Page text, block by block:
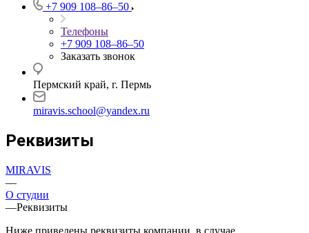
+7 909 108‒86‒50
Телефоны
+7 909 108‒86‒50
Заказать звонок
Пермский край, г. Пермь
miravis.school@yandex.ru
Реквизиты
MIRAVIS
—
О студии
—Реквизиты
Ниже приведены реквизиты компании, в случае